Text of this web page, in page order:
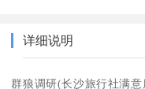
详细说明
群狼调研(长沙旅行社满